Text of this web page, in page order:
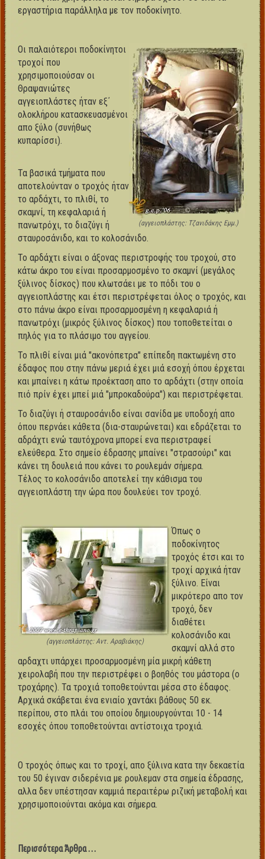
εργαστήρια παράλληλα με τον ποδοκίνητο.
(αγγειοπλάστης: Τζανιδάκης Εμμ.)
Οι παλαιότεροι ποδοκίνητοι
τροχοί που
χρησιμοποιούσαν οι
Θραψανιώτες
αγγειοπλάστες ήταν εξ΄
ολοκλήρου κατασκευασμένοι
απο ξύλο (συνήθως
κυπαρίσσι).
Τα βασικά τμήματα που
αποτελούνταν ο τροχός ήταν
το αρδάχτι, το πλιθί, το
σκαμνί, τη κεφαλαριά ή
πανωτρόχι, το διαζύγι ή
σταυροσάνιδο, και το κολοσάνιδο.
Το αρδάχτι είναι ο άξονας περιστροφής του τροχού, στο
κάτω άκρο του είναι προσαρμοσμένο το σκαμνί (μεγάλος
ξύλινος δίσκος) που κλωτσάει με το πόδι του ο
αγγειοπλάστης και έτσι περιστρέφεται όλος ο τροχός, και
στο πάνω άκρο είναι προσαρμοσμένη η κεφαλαριά ή
πανωτρόχι (μικρός ξύλινος δίσκος) που τοποθετείται ο
πηλός για το πλάσιμο του αγγείου.
Το πλιθί είναι μιά "ακονόπετρα" επίπεδη πακτωμένη στο
έδαφος που στην πάνω μεριά έχει μιά εσοχή όπου έρχεται
και μπαίνει η κάτω προέκταση απο το αρδάχτι (στην οποία
πιό πρίν έχει μπεί μιά "μπροκαδούρα") και περιστρέφεται.
Το διαζύγι ή σταυροσάνιδο είναι σανίδα με υποδοχή απο
όπου περνάει κάθετα (δια-σταυρώνεται) και εδράζεται το
αδράχτι ενώ ταυτόχρονα μπορεί ενα περιστραφεί
ελεύθερα. Στο σημείο έδρασης μπαίνει "στρασούρι" και
κάνει τη δουλειά που κάνει το ρουλεμάν σήμερα.
Τέλος το κολοσάνιδο αποτελεί την κάθισμα του
αγγειοπλάστη την ώρα που δουλεύει τον τροχό.
(αγγειοπλάστης: Αντ. Αραβιάκης)
Όπως ο
ποδοκίνητος
τροχός έτσι και το
τροχί αρχικά ήταν
ξύλινο. Είναι
μικρότερο απο τον
τροχό, δεν
διαθέτει
κολοσάνιδο και
σκαμνί αλλά στο
αρδαχτι υπάρχει προσαρμοσμένη μία μικρή κάθετη
χειρολαβή που την περιστρέφει ο βοηθός του μάστορα (ο
τροχάρης). Τα τροχιά τοποθετούνται μέσα στο έδαφος.
Αρχικά σκάβεται ένα ενιαίο χαντάκι βάθους 50 εκ.
περίπου, στο πλάι του οποίου δημιουργούνται 10 - 14
εσοχές όπου τοποθετούνται αντίστοιχα τροχιά.
Ο τροχός όπως και το τροχί, απο ξύλινα κατα την δεκαετία
του 50 έγιναν σιδερένια με ρουλεμαν στα σημεία έδρασης,
αλλα δεν υπέστησαν καμμιά περαιτέρω ριζική μεταβολή και
χρησιμοποιούνται ακόμα και σήμερα.
Περισσότερα Άρθρα …